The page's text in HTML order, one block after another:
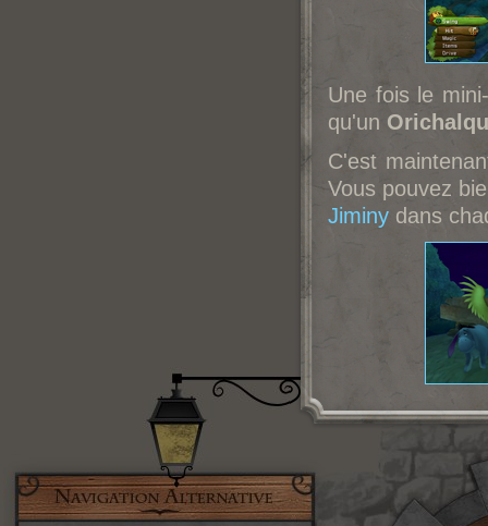
Une fois le
qu'un
C'est
Vous pouvez
Jiminy dans